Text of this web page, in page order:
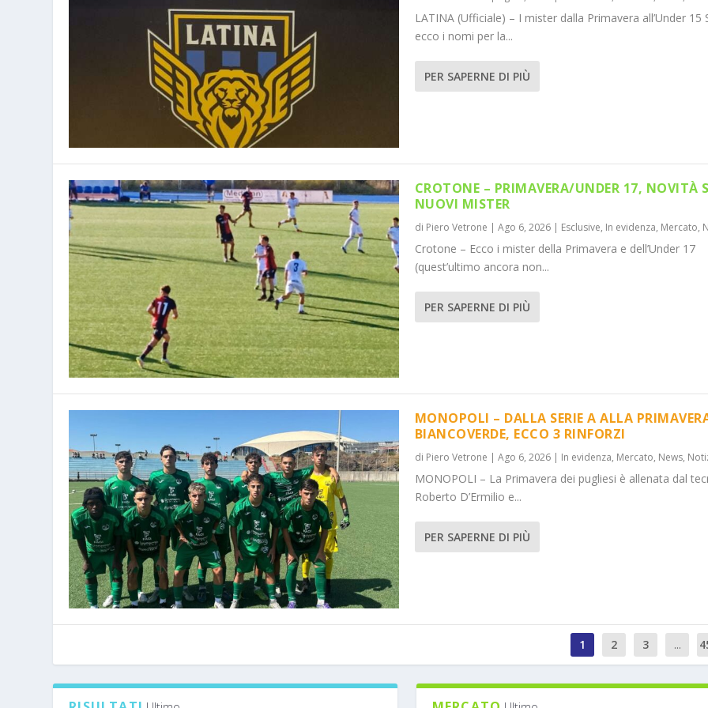
LATINA (Ufficiale) – I mister dalla Primavera all’Under 15
ecco i nomi per la...
PER SAPERNE DI PIÙ
CROTONE – PRIMAVERA/UNDER 17, NOVITÀ
NUOVI MISTER
di Piero Vetrone | Ago 6, 2026| Esclusive, In evidenza, Mercato,
Crotone – Ecco i mister della Primavera e dell’Under 17
(quest’ultimo ancora non...
PER SAPERNE DI PIÙ
MONOPOLI – DALLA SERIE A ALLA
BIANCOVERDE, ECCO 3 RINFORZI
di Piero Vetrone | Ago 6, 2026| In evidenza, Mercato, News,
MONOPOLI – La Primavera dei pugliesi è allenata dal
Roberto D’Ermilio e...
PER SAPERNE DI PIÙ
1 2 3 ...